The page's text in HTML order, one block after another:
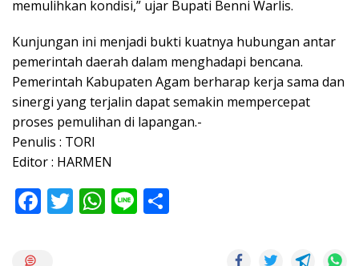
memulihkan kondisi,” ujar Bupati Benni Warlis.
Kunjungan ini menjadi bukti kuatnya hubungan antar
pemerintah daerah dalam menghadapi bencana.
Pemerintah Kabupaten Agam berharap kerja sama dan
sinergi yang terjalin dapat semakin mempercepat
proses pemulihan di lapangan.-
Penulis : TORI
Editor : HARMEN
F T W Li